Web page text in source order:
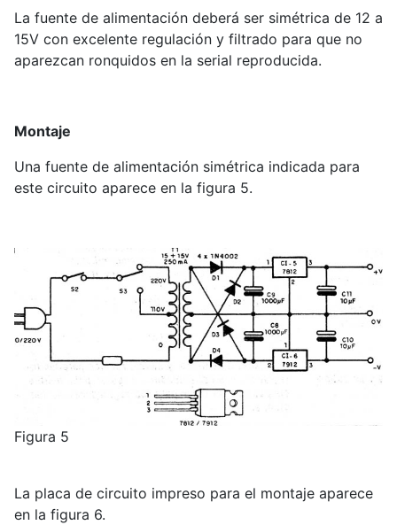
La fuente de alimentación deberá ser simétrica de 12 a
15V con excelente regulación y filtrado para que no
aparezcan ronquidos en la serial reproducida.
Montaje
Una fuente de alimentación simétrica indicada para
este circuito aparece en la figura 5.
Figura 5
La placa de circuito impreso para el montaje aparece
en la figura 6.